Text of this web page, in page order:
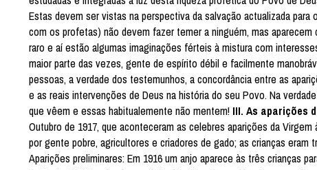
Estas devem ser vistas na perspectiva da salvação actualizada
com os profetas) não devem fazer temer a ninguém, mas
raro e aí estão algumas imaginações férteis à mistura com
maior parte das vezes, gente de espírito débil e facilmente
pessoas, a verdade dos testemunhos, a concordância entre as
e as reais intervenções de Deus na história do seu Povo. Na
que vêem e essas habitualemente não mentem! III. As aparições
Outubro de 1917, que aconteceram as celebres aparições da
por gente pobre, agricultores e criadores de gado; as crianças
Aparições preliminares: Em 1916 um anjo aparece às três crianças